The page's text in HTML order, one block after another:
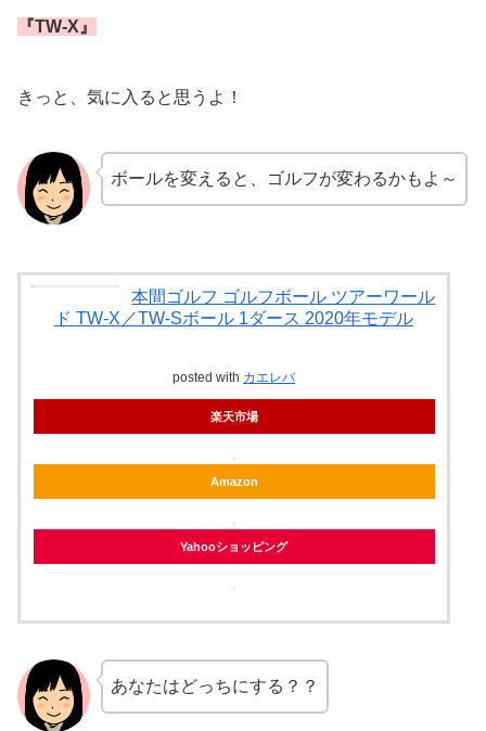
『TW-X』
きっと、気に入ると思うよ！
ボールを変えると、ゴルフが変わるかもよ～
本間ゴルフ ゴルフボール ツアーワール
ド TW-X／TW-Sボール 1ダース 2020年モデル
posted with カエレバ
楽天市場
Amazon
Yahooショッピング
あなたはどっちにする？？